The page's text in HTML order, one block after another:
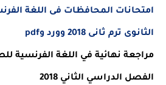
امتحانات المحافظات فى اللغة
الثانوى ترم ثانى 2018 وورد و pdf
مراجعة نهائية في اللغة الفرنسية
الفصل الدراسي الثاني 2018